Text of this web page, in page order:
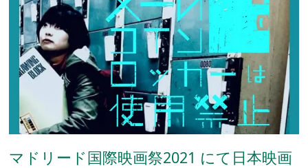
マドリード国際映画祭2021 にて日本映画